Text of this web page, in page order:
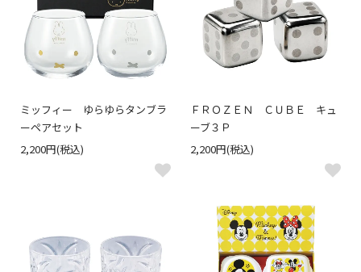
ミッフィー ゆらゆらタンブラ
ーペアセット
2,200円(税込)
ＦＲＯＺＥＮ ＣＵＢＥ キュ
ーブ３Ｐ
2,200円(税込)